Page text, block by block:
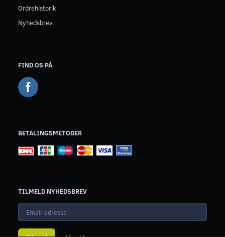
Ordrehistorik
Nyhedsbrev
FIND OS PÅ
BETALINGSMETODER
TILMELD NYHEDSBREV
Email-
adresse